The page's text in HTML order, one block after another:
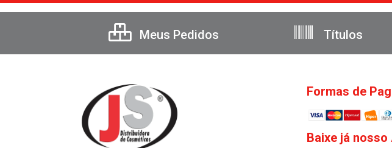
Meus Pedidos Títulos
Formas de
Baixe já nosso